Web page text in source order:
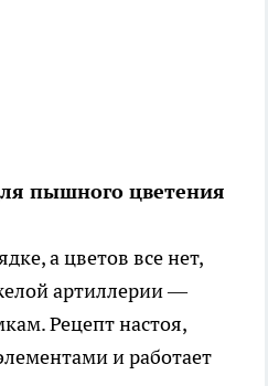
пышного цветения
а цветов все нет,
артиллерии —
Рецепт настоя,
и работает